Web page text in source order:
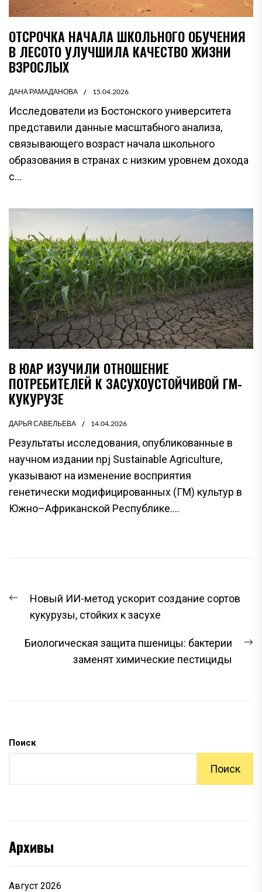
ОТСРОЧКА НАЧАЛА ШКОЛЬНОГО ОБУЧЕНИЯ
В ЛЕСОТО УЛУЧШИЛА КАЧЕСТВО ЖИЗНИ
ВЗРОСЛЫХ
ДАНА РАМАДАНОВА 15.04.2026
Исследователи из Бостонского университета
представили данные масштабного анализа,
связывающего возраст начала школьного
образования в странах с низким уровнем дохода
с...
В ЮАР ИЗУЧИЛИ ОТНОШЕНИЕ
ПОТРЕБИТЕЛЕЙ К ЗАСУХОУСТОЙЧИВОЙ ГМ-
КУКУРУЗЕ
ДАРЬЯ САВЕЛЬЕВА 14.04.2026
Результаты исследования, опубликованные в
научном издании npj Sustainable Agriculture,
указывают на изменение восприятия
генетически модифицированных (ГМ) культур в
Южно–Африканской Республике....
ПО
ЗАПИСЯМ
Предыдущая
запись:
Новый ИИ-метод ускорит создание сортов
кукурузы, стойких к засухе
Биологическая защита пшеницы: бактерии
заменят химические пестициды
Поиск
Поиск
Архивы
Август 2026